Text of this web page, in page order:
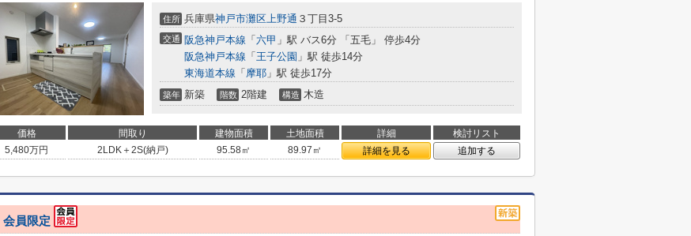
住所 兵庫県神戸市灘区上野通 ３丁目3-5
交通 阪急神戸本線 「 六甲 」駅 バス6分 「五毛」 停歩4分
阪急神戸本線 「 王子公園 」駅 徒歩14分
東海道本線 「 摩耶 」駅 徒歩17分
築年 新築 階数 2階建 構造 木造
価格 間取り 建物面積 土地面積 詳細
検討リスト
5,480万円 2LDK＋2S(納戸) 95.58㎡ 89.97㎡ 詳細を見る 追加する
会員限定